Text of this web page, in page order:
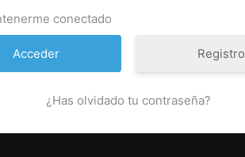
conectado
Registro
¿Has olvidado tu contraseña?